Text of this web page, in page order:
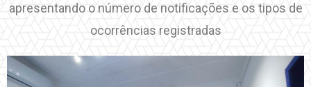
apresentando o número de notificações e os tipos de
ocorrências registradas